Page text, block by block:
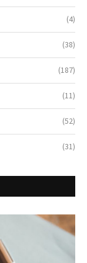
(4)
(38)
(187)
(11)
(52)
(31)